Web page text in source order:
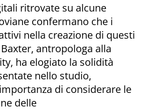
ritrovate su alcune
confermano che i
nella creazione di questi
antropologa alla
ha elogiato la solidità
nello studio,
di considerare le
delle